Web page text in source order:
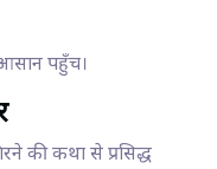
आसान पहुँच।
की कथा से प्रसिद्ध